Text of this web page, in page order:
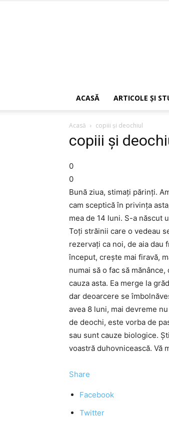
ACASĂ ARTICOLE ŞI
Acasă copiii şi deochiul
copiii şi
0
0
Bună ziua, stimaţi părinţi.
cam sceptică în privinţa
mea de 14 luni. S-a născut
Toţi străinii care o vedeau
rezervaţi ca noi, de aia dau
început, creşte mai firavă,
numai să o fac să
cauza asta. Ea merge la
dar deoarcere se
avea 8 luni, mai devreme
de deochi, este vorba de
sau sunt cauze biologice.
voastră duhovnicească. Vă
Share
Facebook
Twitter